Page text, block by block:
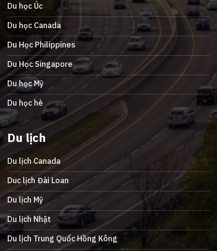
Du học Úc
Du học Canada
Du Học Philippines
Du Học Singapore
Du học Mỹ
Du học hè
Du lịch
Du lịch Canada
Duc lịch Đài Loan
Du lịch Mỹ
Du lịch Nhật
Du lịch Trung Quốc Hồng Kông